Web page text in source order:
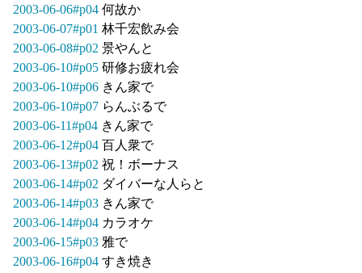
2003-06-06#p04 何故か
2003-06-07#p01 林千宏飲み会
2003-06-08#p02 景やんと
2003-06-10#p05 研修お疲れ会
2003-06-10#p06 きん家で
2003-06-10#p07 らんぶるで
2003-06-11#p04 きん家で
2003-06-12#p04 百人衆で
2003-06-13#p02 祝！ボーナス
2003-06-14#p02 ダイバーな人らと
2003-06-14#p03 きん家で
2003-06-14#p04 カラオケ
2003-06-15#p03 雅で
2003-06-16#p04 すき焼き